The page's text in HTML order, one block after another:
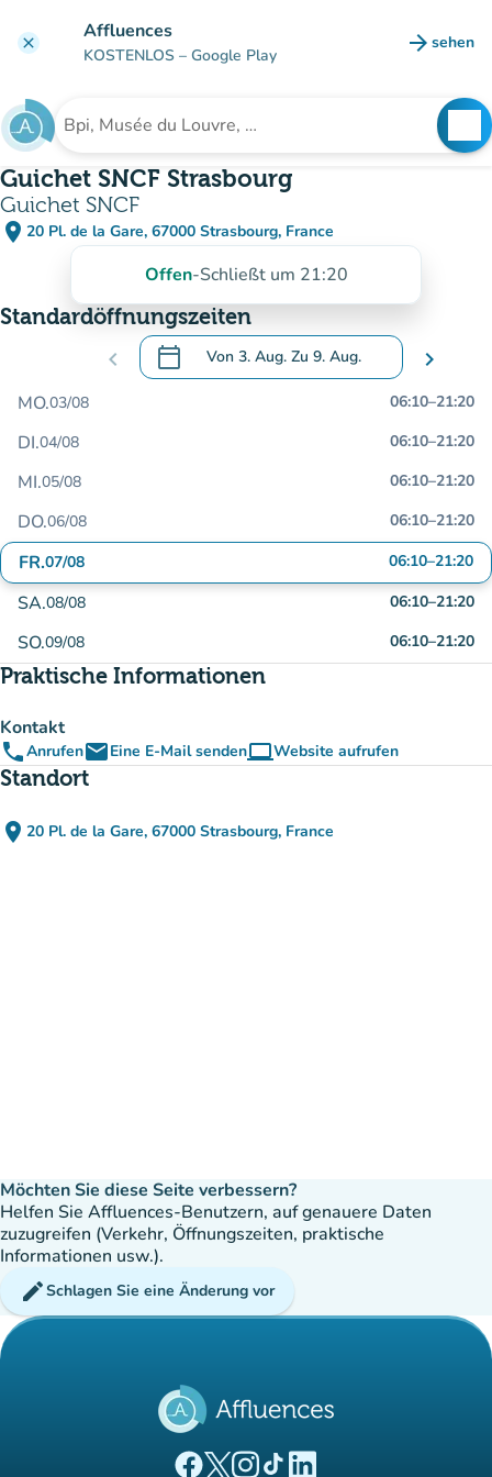
clear Affluences
KOSTENLOS – Google Play arrow_forward sehen
(new
Suche nach einer Einrichtung
Guichet SNCF Strasbourg
Guichet SNCF
place 20 Pl. de la Gare, 67000 Strasbourg, France
(in Google Maps öffnen)
(new tab)
Offen-Schließt um 21:20
Standardöffnungszeiten
chevron_left calendar_today Von 3. Aug. Zu 9. Aug.
.Öffnen Sie den Kalender, um Daten zu
chevron_right
MO.03/08 06:10–21:20
DI.04/08 06:10–21:20
MI.05/08 06:10–21:20
DO.06/08 06:10–21:20
FR.07/08 06:10–21:20
SA.08/08 06:10–21:20
SO.09/08 06:10–21:20
Praktische Informationen
Kontakt
phoneAnrufenemailEine E-Mail sendencomputerWebsite aufrufen
(new tab)
Standort
place 20 Pl. de la Gare, 67000 Strasbourg, France
(in Google Maps öffnen)
(new tab)
Möchten Sie diese Seite verbessern?
Helfen Sie Affluences-Benutzern, auf genauere Daten
zuzugreifen (Verkehr, Öffnungszeiten, praktische
Informationen usw.).
editSchlagen Sie eine Änderung vor
(new tab)
(new tab)
(new tab)(new tab)